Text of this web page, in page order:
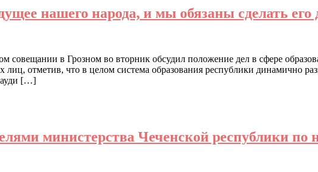
нашего народа, и мы обязаны сделать
совещании в Грозном во вторник обсудил положение дел в сфере
отметив, что в целом система образования республики динамично
[…]
министерства Чеченской республики